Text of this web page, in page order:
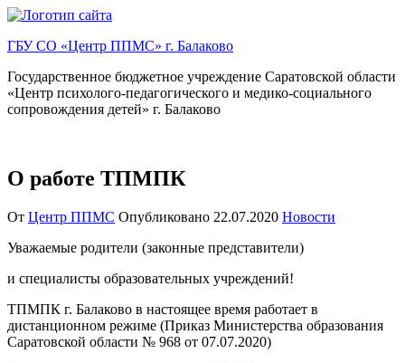
Перейти
содержимому
ГБУ СО «Центр ППМС» г. Балаково
Государственное бюджетное учреждение Саратовской области
«Центр психолого-педагогического и медико-социального
сопровождения детей» г. Балаково
О работе ТПМПК
От Центр ППМС Опубликовано 22.07.2020 Новости
Уважаемые родители (законные представители)
и специалисты образовательных учреждений!
ТПМПК г. Балаково в настоящее время работает в
дистанционном режиме (Приказ Министерства образования
Саратовской области № 968 от 07.07.2020)